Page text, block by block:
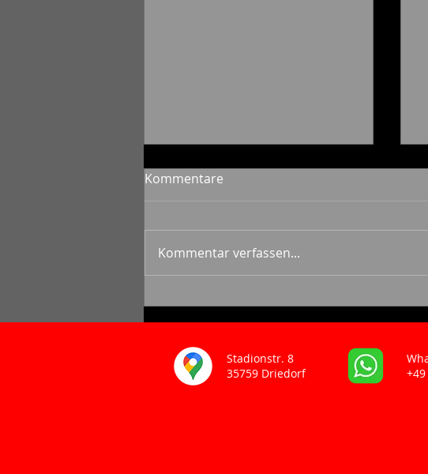
Die Vorteile eines
maßgeschneiderten 3D-
Kommentare
Kommentar verfassen...
Stadionstr. 8
35759 Driedorf